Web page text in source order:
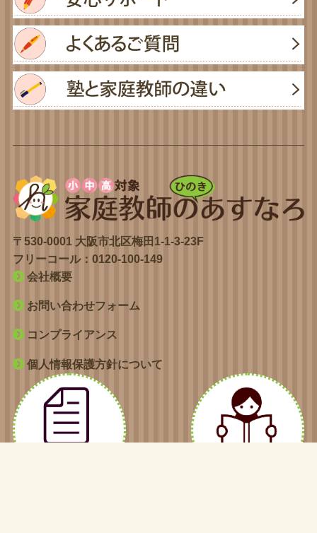
〒530-0001 大阪市北区梅田1-1-3-23F
フリーコール： 0120-100-149
会社概要
お問い合わせフォーム
コンプライアンス
個人情報保護方針について